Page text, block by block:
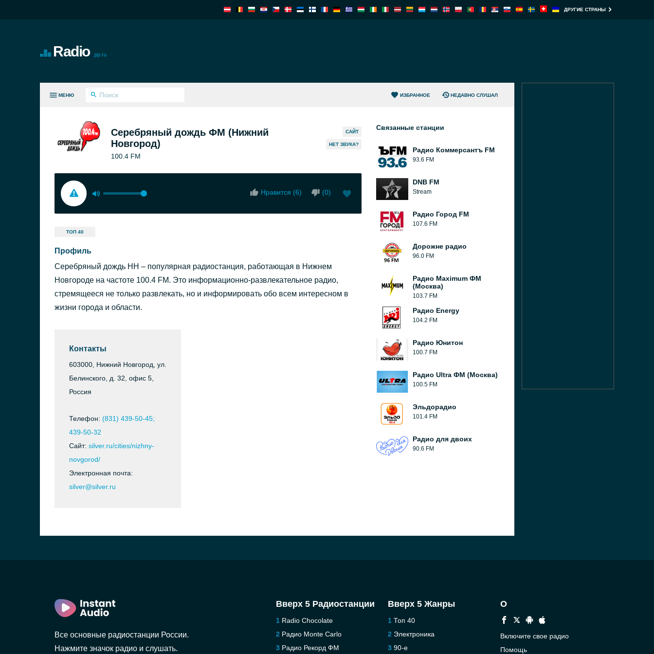
ДРУГИЕ СТРАНЫ
Radio .pp.ru
МЕНЮ ИЗБРАННОЕ НЕДАВНО СЛУШАЛ
Серебряный дождь ФМ (Нижний
Новгород)
100.4 FM
САЙТ
HЕТ ЗВУКА?
Нравится (6) (0)
ТОП 40
Профиль
Серебряный дождь НН – популярная радиостанция, работающая в Нижнем
Новгороде на частоте 100.4 FM. Это информационно-развлекательное радио,
стремящееся не только развлекать, но и информировать обо всем интересном в
жизни города и области.
Контакты
603000, Нижний Новгород, ул.
Белинского, д. 32, офис 5,
Россия
Телефон: (831) 439-50-45;
439-50-32
Сайт: silver.ru/cities/nizhny-
novgorod/
Электронная почта:
silver@silver.ru
Связанные станции
Радио Коммерсантъ FM
93.6 FM
DNB FM
Stream
Радио Город FM
107.6 FM
Дорожне радио
96.0 FM
Радио Maximum ФМ
(Москва)
103.7 FM
Радио Energy
104.2 FM
Радио Юнитон
100.7 FM
Радио Ultra ФМ (Москва)
100.5 FM
Эльдорадио
101.4 FM
Радио для двоих
90.6 FM
Все основные радиостанции России.
Нажмите значок радио и слушать.
Вверх 5 Радиостанции
Radio Chocolate
Радио Monte Carlo
Радио Рекорд ФМ
Вверх 5 Жанры
Топ 40
Электроника
90-е
О
Включите свое радио
Помощь